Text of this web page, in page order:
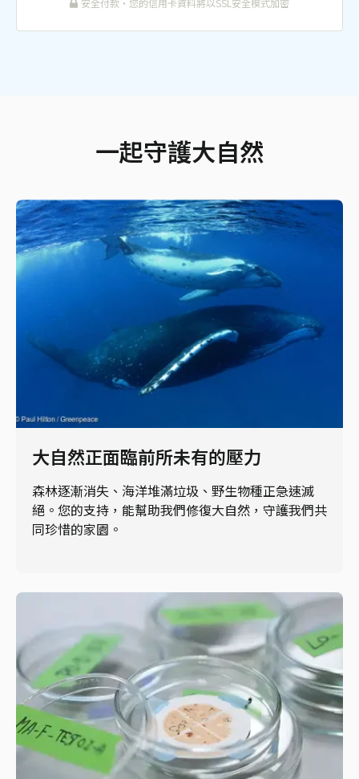
一起守護大自然
大自然正面臨前所未有的壓力
森林逐漸消失、海洋堆滿垃圾、野生物種正急速滅
絕。您的支持，能幫助我們修復大自然，守護我們共
同珍惜的家園。